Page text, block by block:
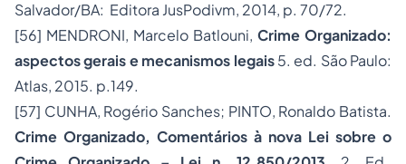
Salvador/BA: Editora JusPodivm, 2014, p. 70/72.
[56] MENDRONI, Marcelo Batlouni, Crime Organizado:
aspectos gerais e mecanismos legais5. ed. São Paulo:
Atlas, 2015. p.149.
[57] CUNHA, Rogério Sanches; PINTO, Ronaldo Batista.
Crime Organizado, Comentários à nova Lei sobre o